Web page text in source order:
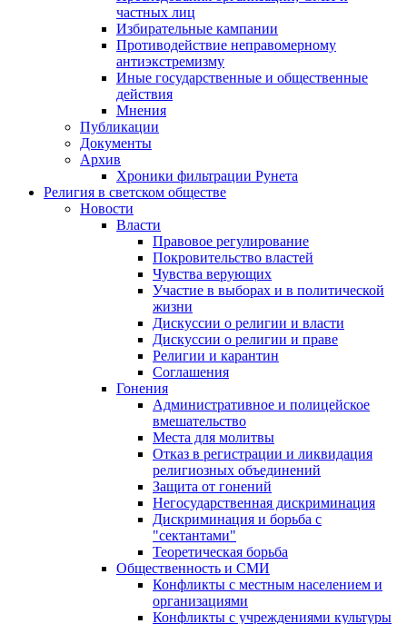
частных лиц
Избирательные кампании
Противодействие неправомерному
антиэкстремизму
Иные государственные и общественные
действия
Мнения
Публикации
Документы
Архив
Хроники фильтрации Рунета
Религия в светском обществе
Новости
Власти
Правовое регулирование
Покровительство властей
Чувства верующих
Участие в выборах и в политической
жизни
Дискуссии о религии и власти
Дискуссии о религии и праве
Религии и карантин
Соглашения
Гонения
Административное и полицейское
вмешательство
Места для молитвы
Отказ в регистрации и ликвидация
религиозных объединений
Защита от гонений
Негосударственная дискриминация
Дискриминация и борьба с
"сектантами"
Теоретическая борьба
Общественность и СМИ
Конфликты с местным населением и
организациями
Конфликты с учреждениями культуры